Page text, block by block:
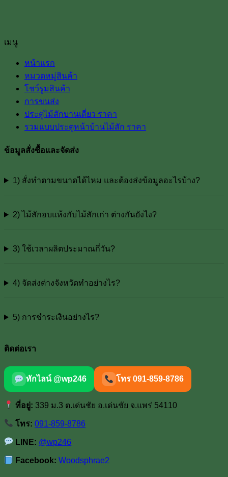
เมนู
หน้าแรก
หมวดหมู่สินค้า
โชว์รูมสินค้า
การขนส่ง
ประตูไม้สักบานเดี่ยว ราคา
รวมแบบประตูหน้าบ้านไม้สัก ราคา
ข้อมูลสั่งซื้อและจัดส่ง
1) สั่งทำตามขนาดได้ไหม และต้องส่งข้อมูลอะไรบ้าง?
2) ไม้สักอบแห้งกับไม้สักเก่า ต่างกันยังไง?
3) ใช้เวลาผลิตประมาณกี่วัน?
4) จัดส่งต่างจังหวัดทำอย่างไร?
5) การชำระเงินอย่างไร?
ติดต่อเรา
ทักไลน์ @wp246 โทร 091-859-8786
ที่อยู่: 339 ม.3 ต.เด่นชัย อ.เด่นชัย จ.แพร่ 54110
โทร: 091-859-8786
LINE: @wp246
Facebook: Woodsphrae2